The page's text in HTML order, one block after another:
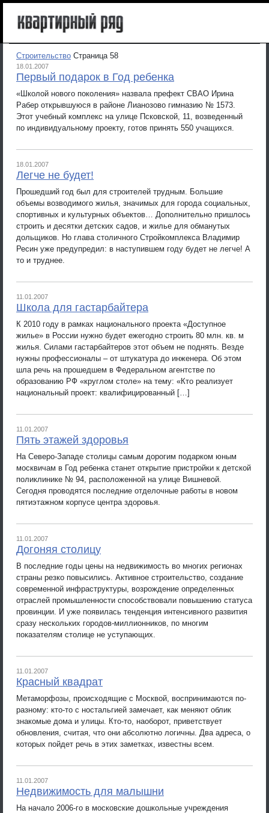
Строительство Страница 58
18.01.2007
Первый подарок в Год ребенка
«Школой нового поколения» назвала префект СВАО Ирина
Рабер открывшуюся в районе Лианозово гимназию № 1573.
Этот учебный комплекс на улице Псковской, 11, возведенный
по индивидуальному проекту, готов принять 550 учащихся.
18.01.2007
Легче не будет!
Прошедший год был для строителей трудным. Большие
объемы возводимого жилья, значимых для города социальных,
спортивных и культурных объектов… Дополнительно пришлось
строить и десятки детских садов, и жилье для обманутых
дольщиков. Но глава столичного Стройкомплекса Владимир
Ресин уже предупредил: в наступившем году будет не легче! А
то и труднее.
11.01.2007
Школа для гастарбайтера
К 2010 году в рамках национального проекта «Доступное
жилье» в России нужно будет ежегодно строить 80 млн. кв. м
жилья. Силами гастарбайтеров этот объем не поднять. Везде
нужны профессионалы – от штукатура до инженера. Об этом
шла речь на прошедшем в Федеральном агентстве по
образованию РФ «круглом столе» на тему: «Кто реализует
национальный проект: квалифицированный […]
11.01.2007
Пять этажей здоровья
На Северо-Западе столицы самым дорогим подарком юным
москвичам в Год ребенка станет открытие пристройки к детской
поликлинике № 94, расположенной на улице Вишневой.
Сегодня проводятся последние отделочные работы в новом
пятиэтажном корпусе центра здоровья.
11.01.2007
Догоняя столицу
В последние годы цены на недвижимость во многих регионах
страны резко повысились. Активное строительство, создание
современной инфраструктуры, возрождение определенных
отраслей промышленности способствовали повышению статуса
провинции. И уже появилась тенденция интенсивного развития
сразу нескольких городов-миллионников, по многим
показателям столице не уступающих.
11.01.2007
Красный квадрат
Метаморфозы, происходящие с Москвой, воспринимаются по-
разному: кто-то с ностальгией замечает, как меняют облик
знакомые дома и улицы. Кто-то, наоборот, приветствует
обновления, считая, что они абсолютно логичны. Два адреса, о
которых пойдет речь в этих заметках, известны всем.
11.01.2007
Недвижимость для малышни
На начало 2006-го в московские дошкольные учреждения